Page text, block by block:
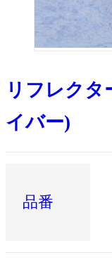
リフレクタ
イバー)
品番